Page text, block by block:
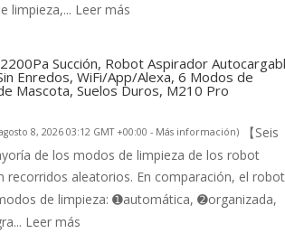
limpieza,... Leer más
Succión, Robot Aspirador
Enredos, WiFi/App/Alexa, 6 Modos de
Mascota, Suelos Duros, M210 Pro
8, 2026 03:12 GMT +00:00 - Más información)
【Seis
de los modos de limpieza de los robot
recorridos aleatorios. En comparación, el robot
de limpieza: ➊automática, ➋organizada,
Leer más